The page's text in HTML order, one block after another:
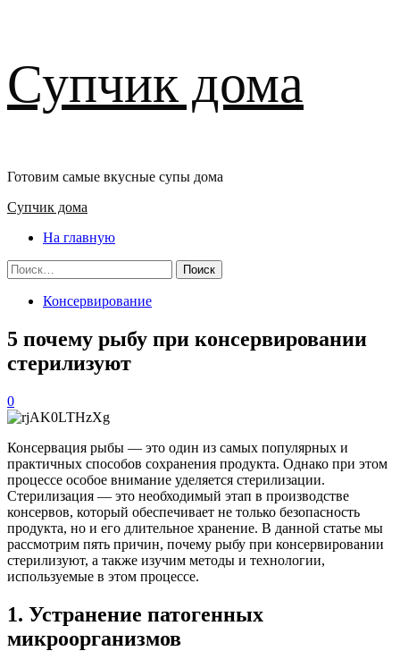
к
содержимому
Супчик дома
Готовим самые вкусные супы дома
Основное
Супчик дома
На главную
Найти:
Консервирование
5 почему рыбу при консервировании
стерилизуют
0
Консервация рыбы — это один из самых популярных и
практичных способов сохранения продукта. Однако при этом
процессе особое внимание уделяется стерилизации.
Стерилизация — это необходимый этап в производстве
консервов, который обеспечивает не только безопасность
продукта, но и его длительное хранение. В данной статье мы
рассмотрим пять причин, почему рыбу при консервировании
стерилизуют, а также изучим методы и технологии,
используемые в этом процессе.
1. Устранение патогенных
микроорганизмов